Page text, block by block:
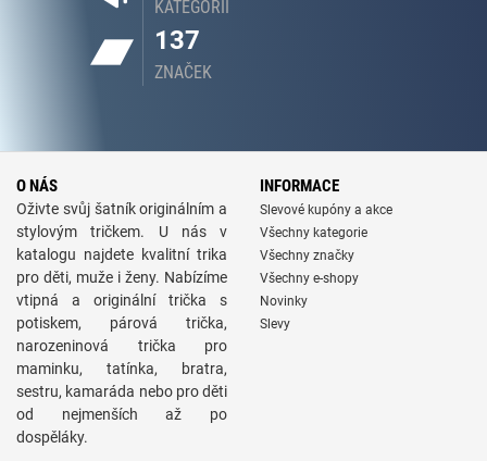
KATEGORIÍ
137
ZNAČEK
O NÁS
Oživte svůj šatník originálním a
stylovým tričkem. U nás v
katalogu najdete kvalitní trika
pro děti, muže i ženy. Nabízíme
vtipná a originální trička s
potiskem, párová trička,
narozeninová trička pro
maminku, tatínka, bratra,
sestru, kamaráda nebo pro děti
od nejmenších až po
dospěláky.
INFORMACE
Slevové kupóny a akce
Všechny kategorie
Všechny značky
Všechny e-shopy
Novinky
Slevy